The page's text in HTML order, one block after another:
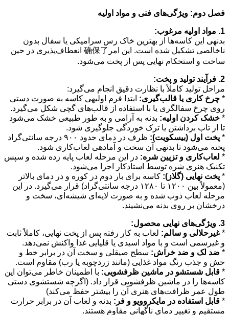
فصل دوم: ویژگی‌های فنی و مواد اولیه
1. مواد اولیه مرغوب:
بدنهی این کاسه‌ها از بهترین خاک رس سرامیکی یا سفال بدون
ناخالصی تشکیل شده است. این امر确保了 انعطاف‌پذیری در حین
ساخت و استحکام نهایی پس از پخت می‌شود.
2. فرآیند تولید و پخت:
مراحل تولید کاملاً با نظارت دقیق انجام می‌گیرد:
* چرخ کاری یا قالب‌گیری: ابتدا فرم اولیهی کاسه به صورت دستی
روی چرخ سفالگری یا با استفاده از قالب‌های گچی شکل می‌گیرد.
* خشک کردن اولیه: بدنه به آرامی و به طور طبیعی خشک می‌شود
تا از تاب برداشتن یا ترک خوردگی جلوگیری شود.
* پخت اول (بیسکویت):
ظرف در دمای حدود ۹۰۰ درجه سانتی‌گراد
پخته می‌شود تا بدنهی آن سخت و آمادهی لعاب‌کاری شود.
* لعاب‌کاری و تزیین شره: در این مرحله لعاب پایه زده شده و سپس
تکنیک هنری شره توسط استادکار اجرا می‌شود.
* پخت نهایی (گلاز): کاسه برای بار دوم در کوره و در دمای بالاتر
(معمولاً بین ۱۲۰۰ تا ۱۲۸۰ درجه سانتی‌گراد) قرار می‌گیرد. در این
مرحله لعاب ذوب شده و به صورت لایه‌ای شیشه‌ای، سخت و
درخشان بر روی بدنه می‌نشیند.
3. ویژگی‌های نهایی محصول:
*غیرحلالی و سالم: لعاب به کار رفته پس از پخت نهایی، کاملاً ثابت
و غیرسمی است و با مواد اسیدی یا قلیایی غذا واکنش نمی‌دهد.
* ضد لک و ضد خراش: سطح صیقلی و سخت آن در برابر خط و
خش و جذب رنگ مواد غذایی (مانند زردچوبه یا رب) مقاوم است.
* قابل شستشو در ماشین ظرفشویی: با اطمینان خاطر می‌توان این
کاسه‌ها را در ماشین ظرفشویی قرار داد. (اگرچه شستشوی دستی
طول عمر ظرافت‌های هنری آن را بیشتر حفظ می‌کند)
* قابل استفاده در مایکروویو و فر: بدنه و لعاب آن در برابر حرارت
مستقیم و تغییر دمای ناگهانی مقاوم هستند.